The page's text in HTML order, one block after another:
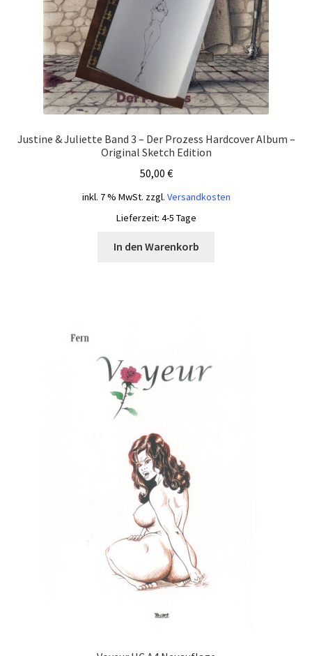
Justine & Juliette Band 3 – Der Prozess Hardcover Album –
Original Sketch Edition
50,00 €
inkl. 7 % MwSt. zzgl. Versandkosten
Lieferzeit: 4-5 Tage
In den Warenkorb